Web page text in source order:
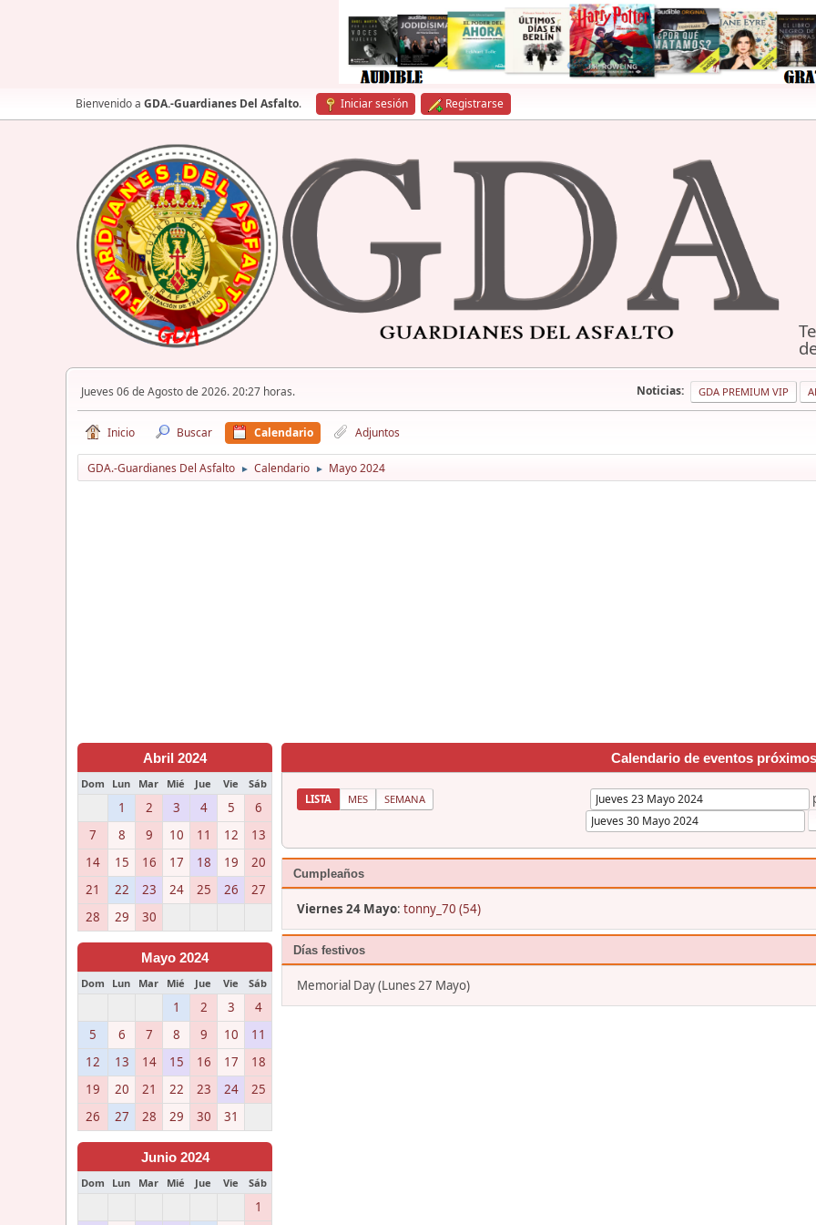
Bienvenido a GDA.-Guardianes Del Asfalto. Iniciar sesión Registrarse
Jueves 06 de Agosto de 2026. 20:27 horas. Noticias: GDA PREMIUM VIP
Inicio Buscar Calendario Adjuntos
GDA.-Guardianes Del Asfalto ► Calendario ► Mayo 2024
Abril 2024
Dom Lun Mar Mié Jue Vie Sáb
1 2 3 4 5
6
7
8 9 10 11 12
13
14
15 16 17 18 19
20
21
22 23 24 25 26
27
28
29 30
Mayo 2024
Dom Lun Mar Mié Jue Vie Sáb
1 2 3
4
5
6 7 8 9 10
11
12
13 14 15 16 17
18
19
20 21 22 23 24
25
26
27 28 29 30 31
Junio 2024
Dom Lun Mar Mié Jue Vie Sáb
1
Calendario de eventos próximos
LISTA MES SEMANA
Cumpleaños
Viernes 24 Mayo: tonny_70 (54)
Días festivos
Memorial Day (Lunes 27 Mayo)